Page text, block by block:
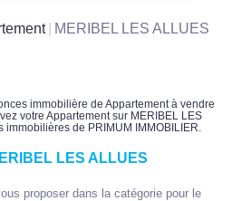
MERIBEL LES ALLUES
immobilière de Appartement à vendre
votre Appartement sur MERIBEL LES
de PRIMUM IMMOBILIER.
LES ALLUES
proposer dans la catégorie pour le